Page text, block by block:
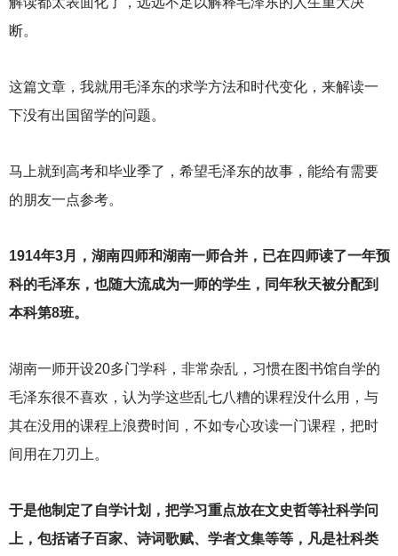
断。
这篇文章，我就用毛泽东的求学方法和时代变化，来解读一
下没有出国留学的问题。
马上就到高考和毕业季了，希望毛泽东的故事，能给有需要
的朋友一点参考。
1914年3月，湖南四师和湖南一师合并，已在四师读了一年预
科的毛泽东，也随大流成为一师的学生，同年秋天被分配到
本科第8班。
湖南一师开设20多门学科，非常杂乱，习惯在图书馆自学的
毛泽东很不喜欢，认为学这些乱七八糟的课程没什么用，与
其在没用的课程上浪费时间，不如专心攻读一门课程，把时
间用在刀刃上。
于是他制定了自学计划，把学习重点放在文史哲等社科学问
上，包括诸子百家、诗词歌赋、学者文集等等，凡是社科类